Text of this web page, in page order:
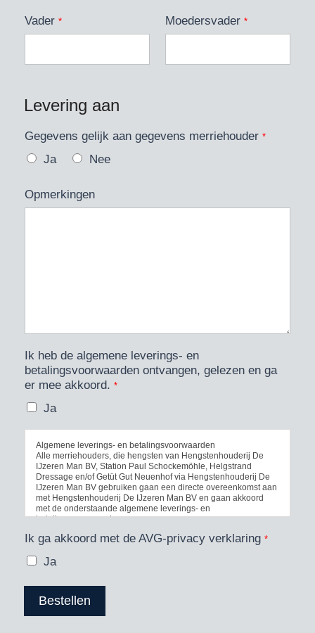
Vader * Moedersvader *
Levering aan
Gegevens gelijk aan gegevens merriehouder *
Ja Nee
Opmerkingen
Ik heb de algemene leverings- en
betalingsvoorwaarden ontvangen, gelezen en ga
er mee akkoord. *
Ja
Algemene leverings- en betalingsvoorwaarden
Alle merriehouders, die hengsten van Hengstenhouderij De
IJzeren Man BV, Station Paul Schockemöhle, Helgstrand
Dressage en/of Getüt Gut Neuenhof via Hengstenhouderij De
IJzeren Man BV gebruiken gaan een directe overeenkomst aan
met Hengstenhouderij De IJzeren Man BV en gaan akkoord
met de onderstaande algemene leverings- en
betalingsvoorwaarden.
Bestellingen:
IJzeren Man BV aangeboden hengsten dienen telefonisch +31
de bij de gewenste hengst staande besteltermijn.
Ik ga akkoord met de AVG-privacy verklaring *
Ja
Bestellen